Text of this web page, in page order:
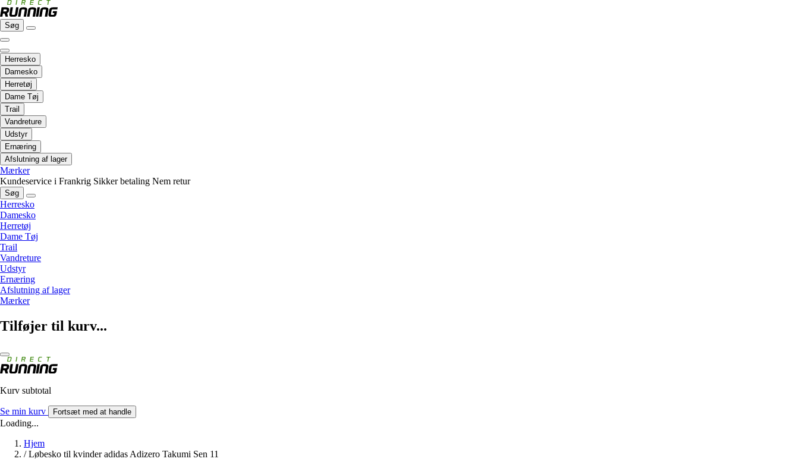
Søg
Herresko
Damesko
Herretøj
Dame Tøj
Trail
Vandreture
Udstyr
Ernæring
Afslutning af lager
Mærker
Kundeservice i Frankrig Sikker betaling Nem retur
Søg
Herresko
Damesko
Herretøj
Dame Tøj
Trail
Vandreture
Udstyr
Ernæring
Afslutning af lager
Mærker
Tilføjer til kurv...
Kurv subtotal
Se min kurv Fortsæt med at handle
Loading...
Hjem
/ Løbesko til kvinder adidas Adizero Takumi Sen 11